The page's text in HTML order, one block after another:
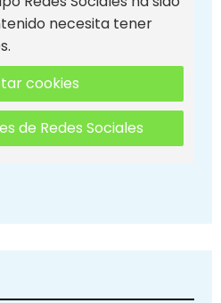
necesita tener
cookies
de Redes Sociales